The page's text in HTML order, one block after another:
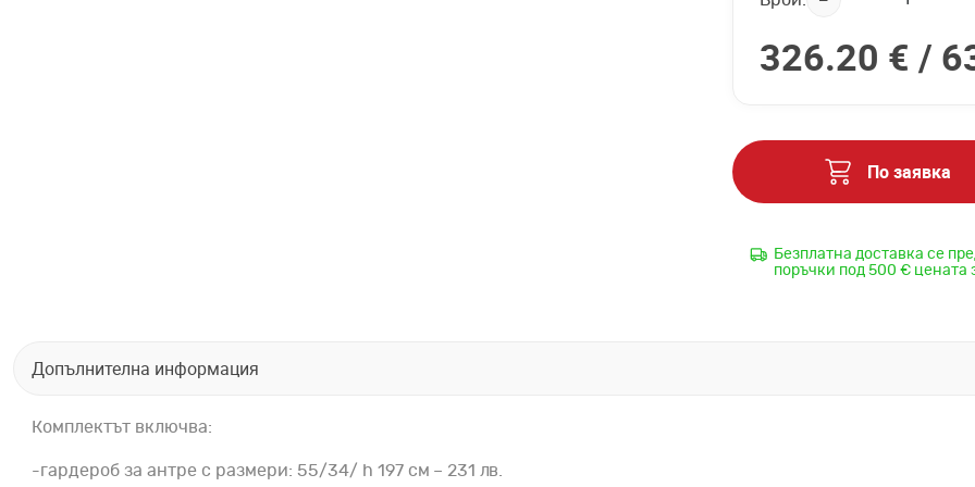
326.20 € /
По заявка
Безплатна доставка се
поръчки под 500 €
Допълнителна информация
Комплектът включва:
-гардероб за антре с размери: 55/34/ h 197 см – 231 лв.